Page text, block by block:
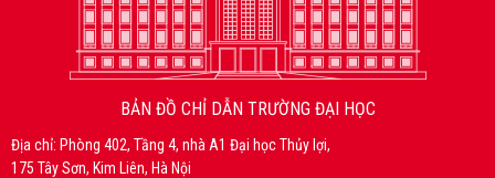
BẢN ĐỒ CHỈ DẪN TRƯỜNG ĐẠI HỌC
Địa chỉ: Phòng 402, Tầng 4, nhà A1 Đại học Thủy lợi,
175 Tây Sơn, Kim Liên, Hà Nội